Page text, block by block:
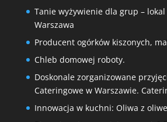
Tanie wyżywienie dla grup –
Warszawa
Producent ogórków kiszonych,
Chleb domowej roboty.
Doskonale zorganizowane
Cateringowe w Warszawie.
Innowacja w kuchni: Oliwa z